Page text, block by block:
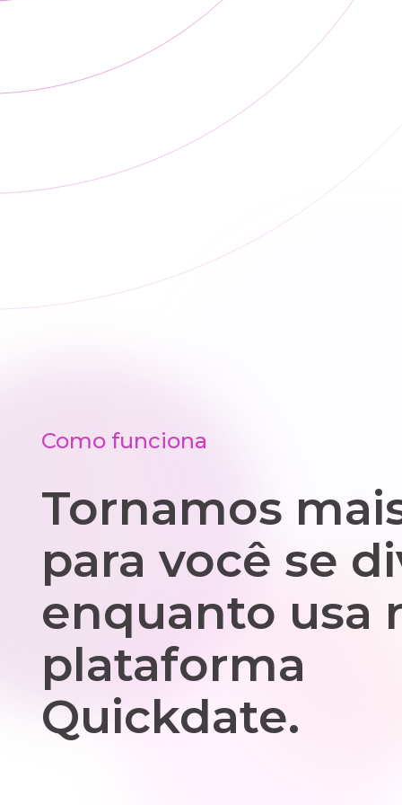
owners and
contractors
with asbestos
testing near
me needs. We
asbestos
surveys, and
homes and
small
businesses. We
also provide
drywall repair
and painting,
help spaces
feel fresh and
consistent
Como funciona
Tornamos
para você se
enquanto usa
plataforma
Quickdate.